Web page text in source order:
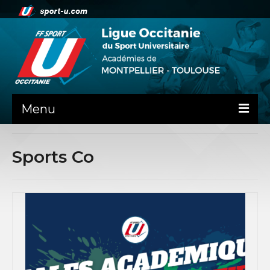
Menu
PRÉSENTATION
LES ACADÉMIES
COMITE DIRECTEUR
STATUTS
BILANS FINANCIERS
Sports Co